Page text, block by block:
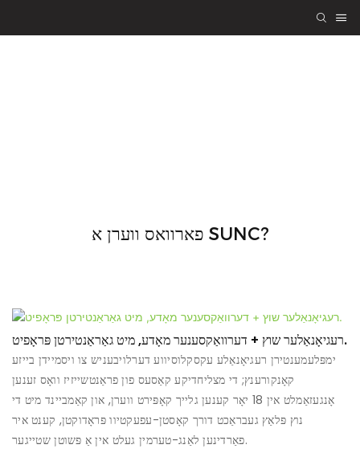
פארוואס ווערן א SUNC?
רעגיאָנאַלער שוץ + דערוואַקסענער מאָדע, מיט גאַראַנטירטן פּראָפיט.
ימפּלעמענטירן רעגיאָנאַלע עקסקלוסיווע דערלויבעניש צו ויסמיידן בייזע
קאָנקורענץ; די מצליחדיקע קאַסעס פון פראַנטשייזיז וואָס זענען
אָנגעזאַמלט אין 18 יאָר קענען גלייך קאָפּירט ווערן, און קאַמביינד מיט די
נוץ פּלאַץ געבראַכט דורך קאָסטן-עפעקטיוו פּראָדוקטן, קענט איר
פאַרדינען לאַנג-טערמין געלט אין אַ פּשוטן שטייגער.